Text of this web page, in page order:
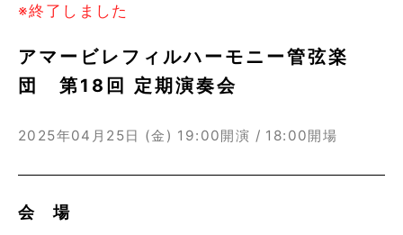
※終了しました
アマービレフィルハーモニー管弦楽
団 第18回 定期演奏会
2025年04月25日 (金) 19:00開演 / 18:00開場
会 場